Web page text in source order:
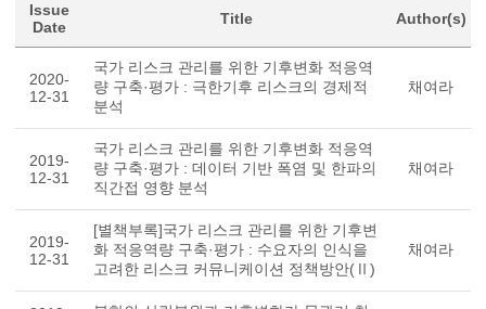
Issue
Date
Title Author(s)
2020-
12-31
국가 리스크 관리를 위한 기후변화 적응역
량 구축·평가 : 극한기후 리스크의 경제적
분석
채여라
2019-
12-31
국가 리스크 관리를 위한 기후변화 적응역
량 구축·평가 : 데이터 기반 폭염 및 한파의
직간접 영향 분석
채여라
2019-
12-31
[별책부록]국가 리스크 관리를 위한 기후변
화 적응역량 구축·평가 : 수요자의 인식을
고려한 리스크 커뮤니케이션 정책방안(Ⅱ)
채여라